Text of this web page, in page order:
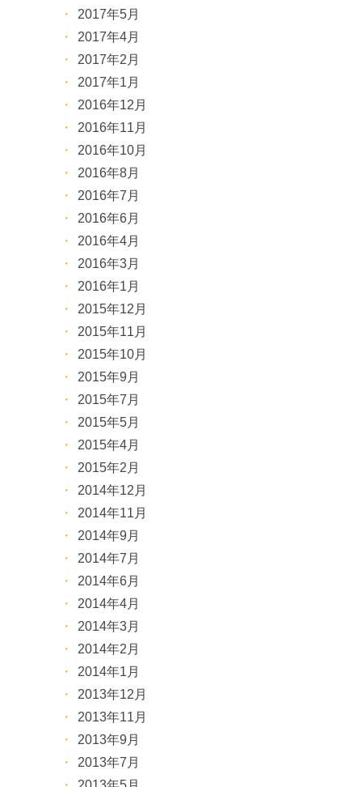
2017年5月
2017年4月
2017年2月
2017年1月
2016年12月
2016年11月
2016年10月
2016年8月
2016年7月
2016年6月
2016年4月
2016年3月
2016年1月
2015年12月
2015年11月
2015年10月
2015年9月
2015年7月
2015年5月
2015年4月
2015年2月
2014年12月
2014年11月
2014年9月
2014年7月
2014年6月
2014年4月
2014年3月
2014年2月
2014年1月
2013年12月
2013年11月
2013年9月
2013年7月